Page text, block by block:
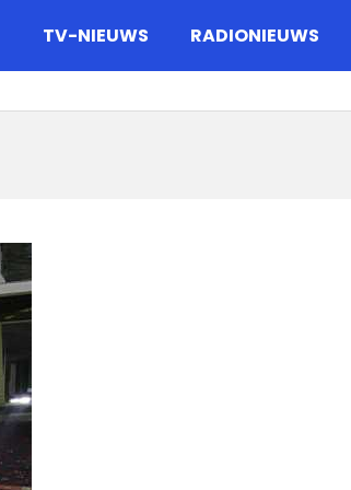
TV-NIEUWS RADIONIEUWS